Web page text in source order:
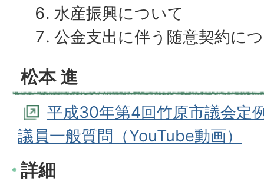
水産振興について
公金支出に伴う随意契約に
松本 進
平成30年第4回竹原市議会定
議員一般質問（YouTube動画）
詳細